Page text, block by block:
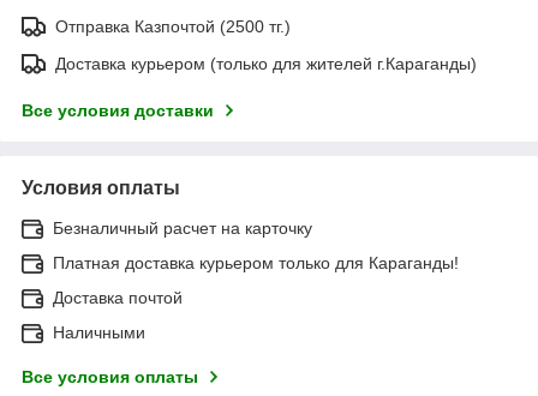
Отправка Казпочтой (2500 тг.)
Доставка курьером (только для жителей г.Караганды)
Все условия доставки
Условия оплаты
Безналичный расчет на карточку
Платная доставка курьером только для Караганды!
Доставка почтой
Наличными
Все условия оплаты